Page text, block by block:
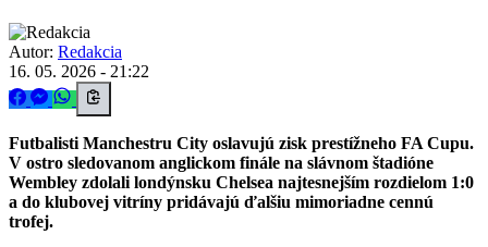
Autor: Redakcia
16. 05. 2026 - 21:22
Futbalisti Manchestru City oslavujú zisk prestížneho FA Cupu.
V ostro sledovanom anglickom finále na slávnom štadióne
Wembley zdolali londýnsku Chelsea najtesnejším rozdielom 1:0
a do klubovej vitríny pridávajú ďalšiu mimoriadne cennú
trofej.